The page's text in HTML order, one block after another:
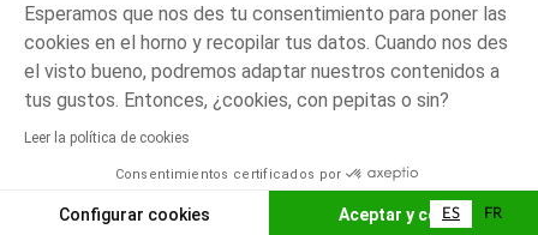
Esperamos que nos des tu consentimiento para poner las
cookies en el horno y recopilar tus datos. Cuando nos des
el visto bueno, podremos adaptar nuestros contenidos a
tus gustos. Entonces, ¿cookies, con pepitas o sin?
Leer la política de cookies
Consentimientos certificados por
Configurar cookies Aceptar y cerrar
Blanc
talla
unica
El pago medidante
AÑADIR A LA CESTA
Gestión de las cookies
Accesibilidad: no conforme
Orchestra adhiere al código de ética de la Federación Francesa de comercio
electrónico y venta a distancia (FEVAD) y al sistema de mediación de
ES FR